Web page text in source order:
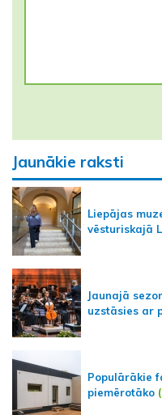
Jaunākie raksti
Liepājas
vēsturiskajā
Jaunajā
uzstāsies ar
Populārākie
piemērotāko